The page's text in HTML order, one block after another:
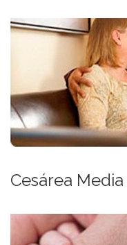
Cesárea Media